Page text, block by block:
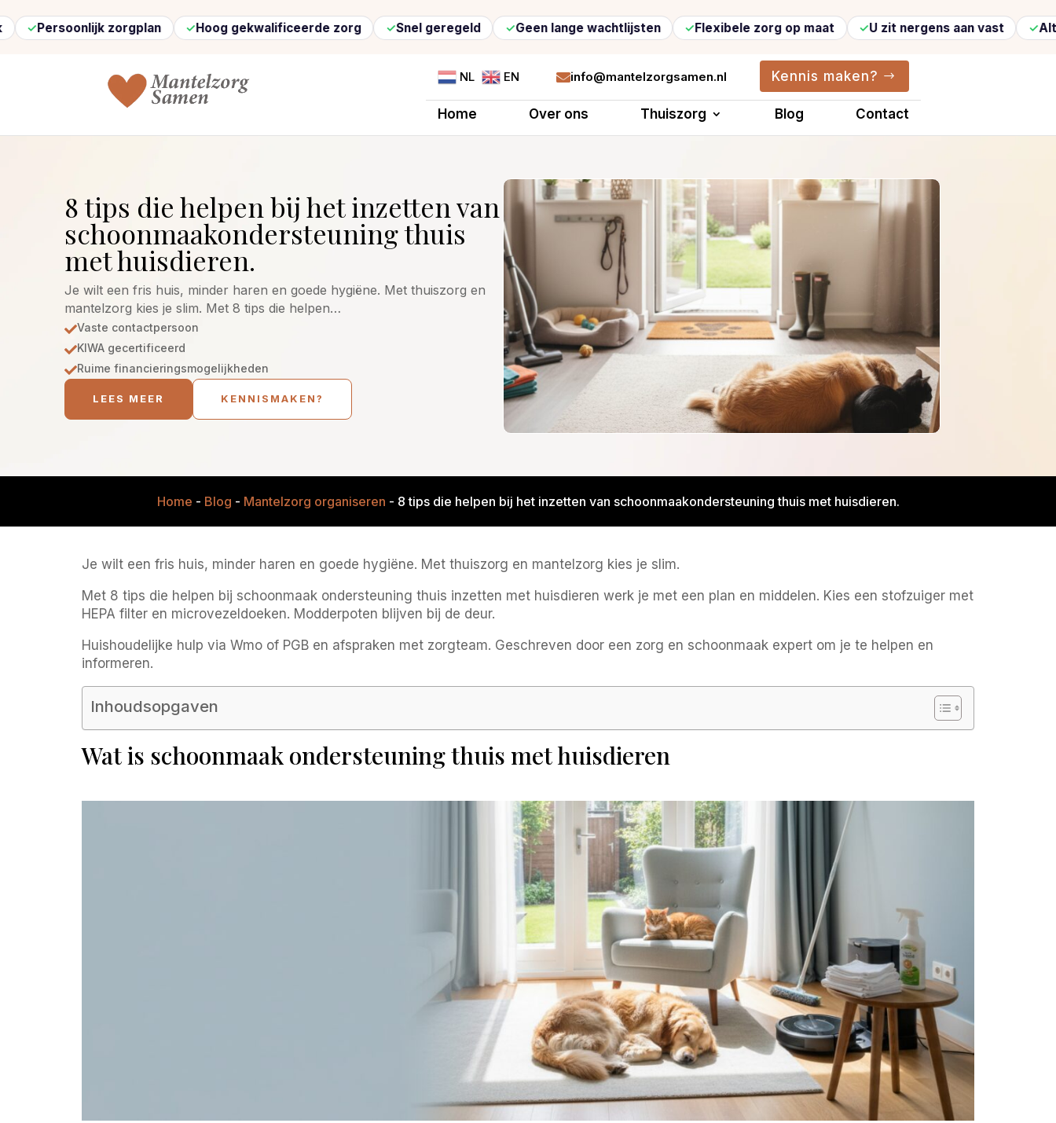
zorgplan Hoog gekwalificeerde zorg Snel geregeld Geen lange wachtlijsten Flexibele zorg op maat U zit nergens aan vast Altijd
NL EN info@mantelzorgsamen.nl Kennis maken?
Home Over ons Thuiszorg Blog Contact
8 tips die helpen bij het inzetten van
schoonmaakondersteuning thuis
met huisdieren.
Je wilt een fris huis, minder haren en goede hygiëne. Met thuiszorg en
mantelzorg kies je slim. Met 8 tips die helpen…
Vaste contactpersoon
KIWA gecertificeerd
Ruime financieringsmogelijkheden
LEES MEER KENNISMAKEN?
Home - Blog - Mantelzorg organiseren - 8 tips die helpen bij het inzetten van schoonmaakondersteuning thuis met huisdieren.
Je wilt een fris huis, minder haren en goede hygiëne. Met thuiszorg en mantelzorg kies je slim.
Met 8 tips die helpen bij schoonmaak ondersteuning thuis inzetten met huisdieren werk je met een plan en middelen. Kies een stofzuiger met
HEPA filter en microvezeldoeken. Modderpoten blijven bij de deur.
Huishoudelijke hulp via Wmo of PGB en afspraken met zorgteam. Geschreven door een zorg en schoonmaak expert om je te helpen en
informeren.
Inhoudsopgaven
Wat is schoonmaak ondersteuning thuis met huisdieren